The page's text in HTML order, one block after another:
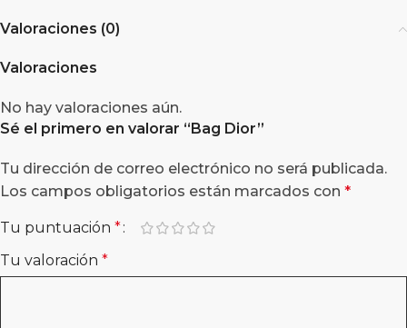
Valoraciones (0)
Valoraciones
No hay valoraciones aún.
Sé el primero en valorar “ Bag Dior”
Tu dirección de correo electrónico no será publicada.
Los campos obligatorios están marcados con *
Tu puntuación *
Tu valoración *